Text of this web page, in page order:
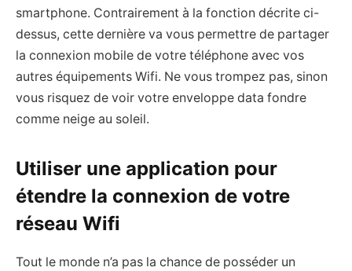
smartphone. Contrairement à la fonction décrite ci-
dessus, cette dernière va vous permettre de partager
la connexion mobile de votre téléphone avec vos
autres équipements Wifi. Ne vous trompez pas, sinon
vous risquez de voir votre enveloppe data fondre
comme neige au soleil.
Utiliser une application pour
étendre la connexion de votre
réseau Wifi
Tout le monde n’a pas la chance de posséder un